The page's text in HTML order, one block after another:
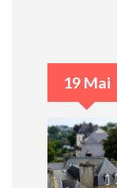
19 Mai